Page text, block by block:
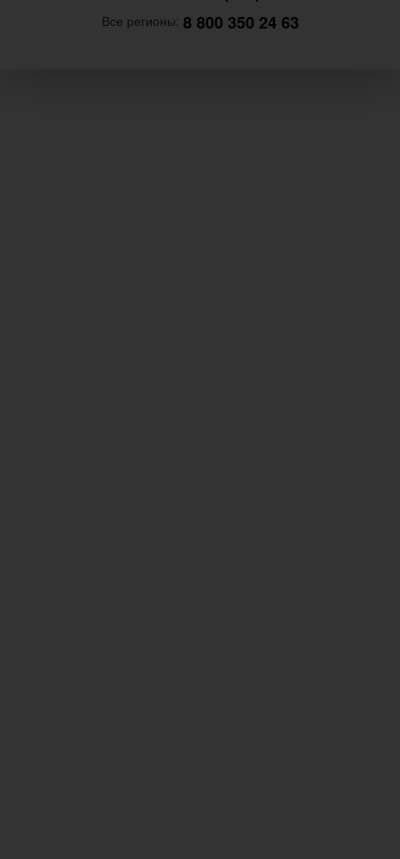
Все регионы: 8 800 350 24 63